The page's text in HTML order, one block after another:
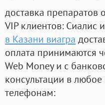
доставка препаратов
VIP клиентов: Сиалис
в Казани виагра
оплата принимаются
Web Money и с
консультации в
телефонам: